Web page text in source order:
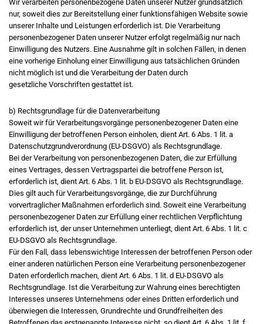
Wir verarbeiten personenbezogene Daten unserer Nutzer grundsätzlich
nur, soweit dies zur Bereitstellung einer funktionsfähigen Website sowie
unserer Inhalte und Leistungen erforderlich ist. Die Verarbeitung
personenbezogener Daten unserer Nutzer erfolgt regelmäßig nur nach
Einwilligung des Nutzers. Eine Ausnahme gilt in solchen Fällen, in denen
eine vorherige Einholung einer Einwilligung aus tatsächlichen Gründen
nicht möglich ist und die Verarbeitung der Daten durch
gesetzliche Vorschriften gestattet ist.
b) Rechtsgrundlage für die Datenverarbeitung
Soweit wir für Verarbeitungsvorgänge personenbezogener Daten eine
Einwilligung der betroffenen Person einholen, dient Art. 6 Abs. 1 lit. a
Datenschutzgrundverordnung (EU-DSGVO) als Rechtsgrundlage.
Bei der Verarbeitung von personenbezogenen Daten, die zur Erfüllung
eines Vertrages, dessen Vertragspartei die betroffene Person ist,
erforderlich ist, dient Art. 6 Abs. 1 lit. b EU-DSGVO als Rechtsgrundlage.
Dies gilt auch für Verarbeitungsvorgänge, die zur Durchführung
vorvertraglicher Maßnahmen erforderlich sind. Soweit eine Verarbeitung
personenbezogener Daten zur Erfüllung einer rechtlichen Verpflichtung
erforderlich ist, der unser Unternehmen unterliegt, dient Art. 6 Abs. 1 lit. c
EU-DSGVO als Rechtsgrundlage.
Für den Fall, dass lebenswichtige Interessen der betroffenen Person oder
einer anderen natürlichen Person eine Verarbeitung personenbezogener
Daten erforderlich machen, dient Art. 6 Abs. 1 lit. d EU-DSGVO als
Rechtsgrundlage. Ist die Verarbeitung zur Wahrung eines berechtigten
Interesses unseres Unternehmens oder eines Dritten erforderlich und
überwiegen die Interessen, Grundrechte und Grundfreiheiten des